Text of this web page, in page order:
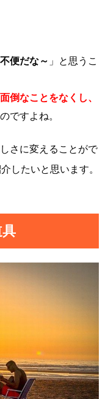
便だな～ 」と思うこ
倒なことをなくし、
ですよね。
さに変えることがで
したいと思います。